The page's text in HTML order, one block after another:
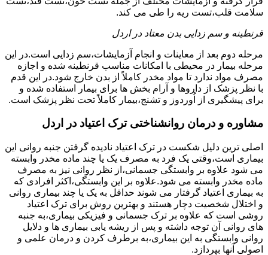
سلامت قلب،تست ریه را طی می کند.
قرنطینه و سم زدایی بدن معتاد در اردل
مرحله دوم بعد از معاینات و انجام آزمایشات،سم زدایی است.در این
مرحله بیمار در محیطی با امکانات مناسب قرنطینه شده و اجازه
مصرف مواد ندارد تا مواد مخدر کاملاً از بدن خارج شود.در این قدم
با نظر پزشک از داروها و آرام بخش ها برای بیمار استفاده شده و
برای پیشگیری از اُوردوز و تشنج،بیمار کاملاً تحت نظر پزشک است.
مشاوره و درمان روانشناختی ترک اعتیاد در اردل
اصلی ترین دلیل شکست در ترک اعتیاد نادیده گرفتن جنبه روانی این
بیماری است،وقتی یک فرد به مصرف یک یا چند ماده مخدر وابسته
می شود علاوه بر وابستگی جسمانی،از نظر روانی نیز به مصرف
ماده مخدر وابسته می شود.علاوه بر این وابستگی،اکثر افرادی که
به بیماری اعتیاد گرفتار می شوند حداقل به یک یا چند بیماری روانی
و اختلال شخصیت دچار هستند و بهترین روش برای ترک اعتیاد
روشی است که علاوه بر ترک جسمانی و فیزیکی بیماری،به جنبه
های روانی آن توجه داشته و پس از ریشه یابی بیماری ها و دلایل
روانی وابستگی به این بیماری،به برطرف کردن و درمان علمی و
اصولی آنها بپردازد.